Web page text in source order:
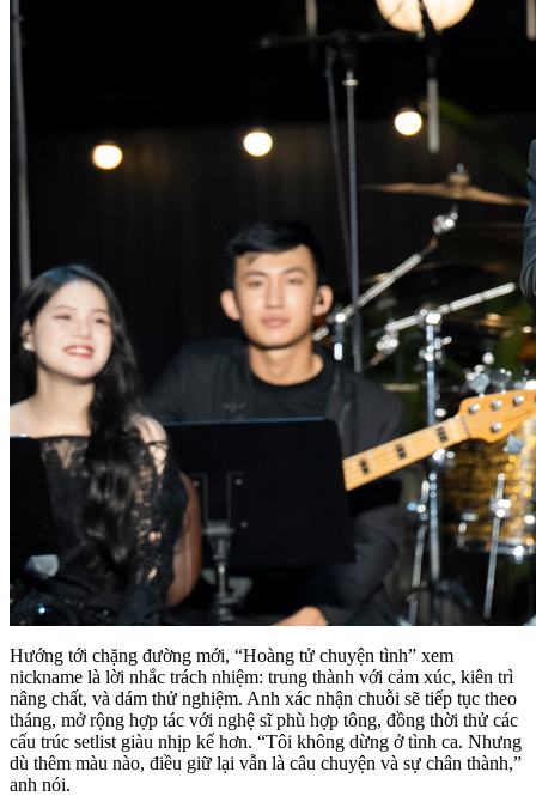
Hướng tới chặng đường mới, “Hoàng tử chuyện tình” xem
nickname là lời nhắc trách nhiệm: trung thành với cảm xúc, kiên trì
nâng chất, và dám thử nghiệm. Anh xác nhận chuỗi sẽ tiếp tục theo
tháng, mở rộng hợp tác với nghệ sĩ phù hợp tông, đồng thời thử các
cấu trúc setlist giàu nhịp kể hơn. “Tôi không dừng ở tình ca. Nhưng
dù thêm màu nào, điều giữ lại vẫn là câu chuyện và sự chân thành,”
anh nói.